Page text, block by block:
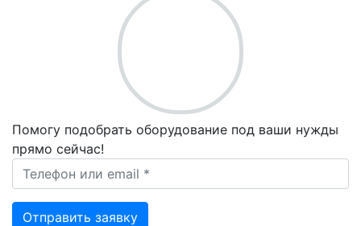
Помогу подобрать оборудование под ваши нужды
прямо сейчас!
Ваш телефон *
Отправить заявку